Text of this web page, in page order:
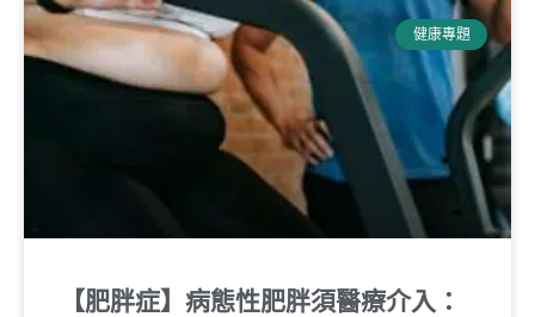
健康專題
【肥胖症】病態性肥胖須醫療介入：